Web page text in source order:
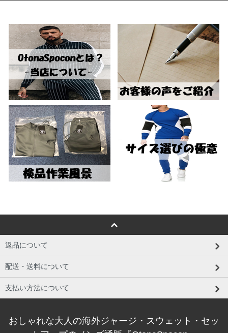
返品について
配送・送料について
支払い方法について
おしゃれな大人の海外ジャージ・スウェット・セッ